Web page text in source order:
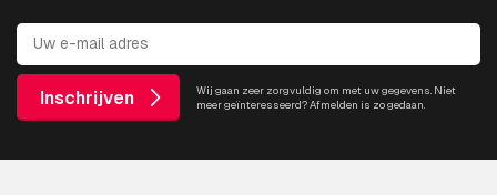
Inschrijven
Wij gaan zeer zorgvuldig om met uw gegevens. Niet
meer geïnteresseerd? Afmelden is zo gedaan.